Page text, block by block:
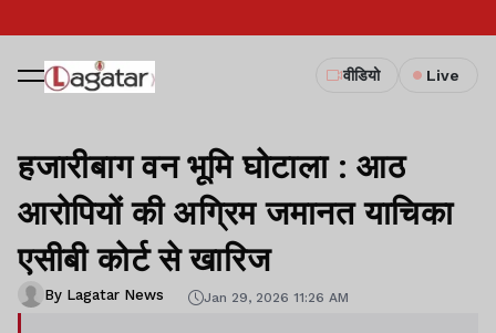
वीडियो Live
हजारीबाग वन भूमि घोटाला : आठ
आरोपियों की अग्रिम जमानत याचिका
एसीबी कोर्ट से खारिज
By Lagatar News Jan 29, 2026 11:26 AM